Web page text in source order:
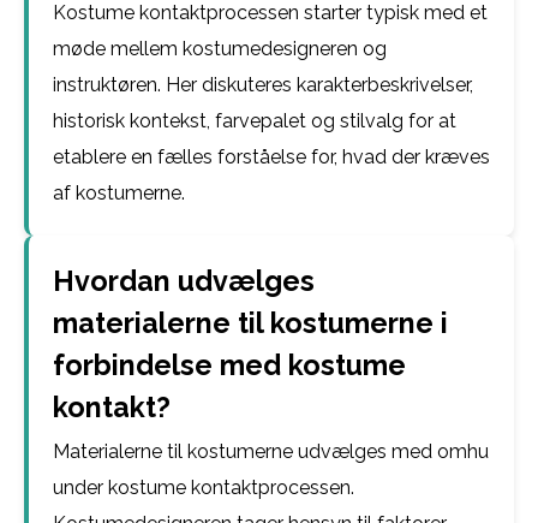
Kostume kontaktprocessen starter typisk med et
møde mellem kostumedesigneren og
instruktøren. Her diskuteres karakterbeskrivelser,
historisk kontekst, farvepalet og stilvalg for at
etablere en fælles forståelse for, hvad der kræves
af kostumerne.
Hvordan udvælges
materialerne til kostumerne i
forbindelse med kostume
kontakt?
Materialerne til kostumerne udvælges med omhu
under kostume kontaktprocessen.